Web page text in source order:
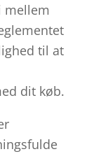
mellem
til at
dit køb.